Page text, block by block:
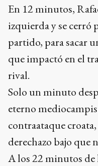
En 12 minutos,
izquierda y se cerró
partido, para sacar
que impactó en el
rival.
Solo un minuto
eterno
contraataque
derechazo bajo que
A los 22 minutos de